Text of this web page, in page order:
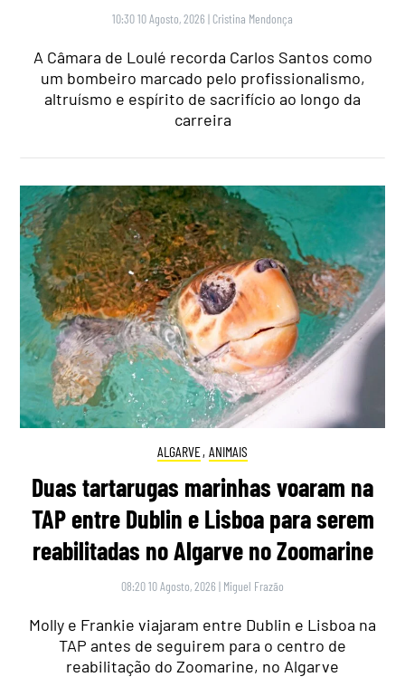
10:30 10 Agosto, 2026 | Cristina Mendonça
A Câmara de Loulé recorda Carlos Santos como
um bombeiro marcado pelo profissionalismo,
altruísmo e espírito de sacrifício ao longo da
carreira
ALGARVE, ANIMAIS
Duas tartarugas marinhas voaram na
TAP entre Dublin e Lisboa para serem
reabilitadas no Algarve no Zoomarine
08:20 10 Agosto, 2026 | Miguel Frazão
Molly e Frankie viajaram entre Dublin e Lisboa na
TAP antes de seguirem para o centro de
reabilitação do Zoomarine, no Algarve